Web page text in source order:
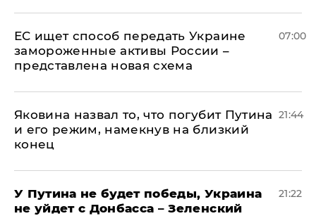
ЕС ищет способ передать Украине
замороженные активы России –
представлена новая схема
07:00
Яковина назвал то, что погубит Путина
и его режим, намекнув на близкий
конец
21:44
У Путина не будет победы, Украина
не уйдет с Донбасса – Зеленский
21:22